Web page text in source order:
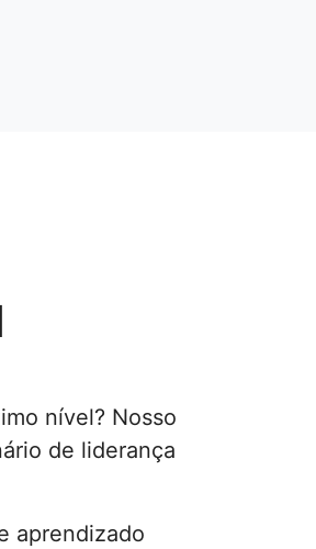
nível? Nosso
de liderança
aprendizado